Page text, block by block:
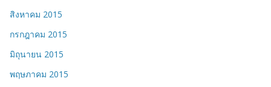
สิงหาคม 2015
กรกฎาคม 2015
มิถุนายน 2015
พฤษภาคม 2015